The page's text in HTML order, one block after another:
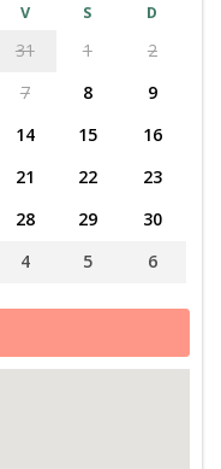
V S D
31 1
2
7 8
9
14 15
16
21 22
23
28 29
30
4 5 6